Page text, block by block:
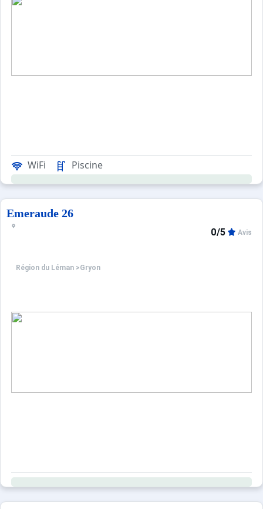
WiFi Piscine
Emeraude 26
Région du Léman >Gryon
0/5 Avis